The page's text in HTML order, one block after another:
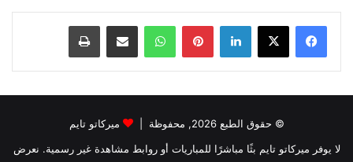
لينكدإن بينتيريست واتساب
© حقوق الطبع 2026, محفوظة |
ميركاتو تايم
لا يوفر ميركاتو تايم بثًا مباشرًا للمباريات أو روابط مشاهدة غير رسمية. نعرض